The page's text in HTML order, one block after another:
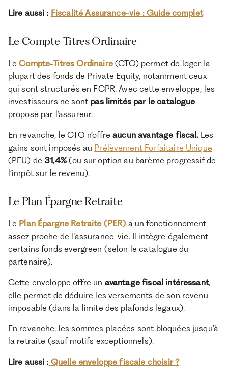
Lire aussi : Fiscalité Assurance-vie : Guide complet
Le Compte-Titres Ordinaire
Le Compte-Titres Ordinaire (CTO) permet de loger la
plupart des fonds de Private Equity, notamment ceux
qui sont structurés en FCPR. Avec cette enveloppe, les
investisseurs ne sont pas limités par le catalogue
proposé par l’assureur.
En revanche, le CTO n’offreaucun avantage fiscal. Les
gains sont imposés au Prélèvement Forfaitaire Unique
(PFU) de31,4%(ou sur option au barème progressif de
l’impôt sur le revenu).
Le Plan Épargne Retraite
Le Plan Épargne Retraite (PER) a un fonctionnement
assez proche de l’assurance-vie. Il intègre également
certains fonds evergreen (selon le catalogue du
partenaire).
Cette enveloppe offre un avantage fiscal intéressant,
elle permet de déduire les versements de son revenu
imposable (dans la limite des plafonds légaux).
En revanche, les sommes placées sont bloquées jusqu’à
la retraite (sauf motifs exceptionnels).
Lire aussi : Quelle enveloppe fiscale choisir ?